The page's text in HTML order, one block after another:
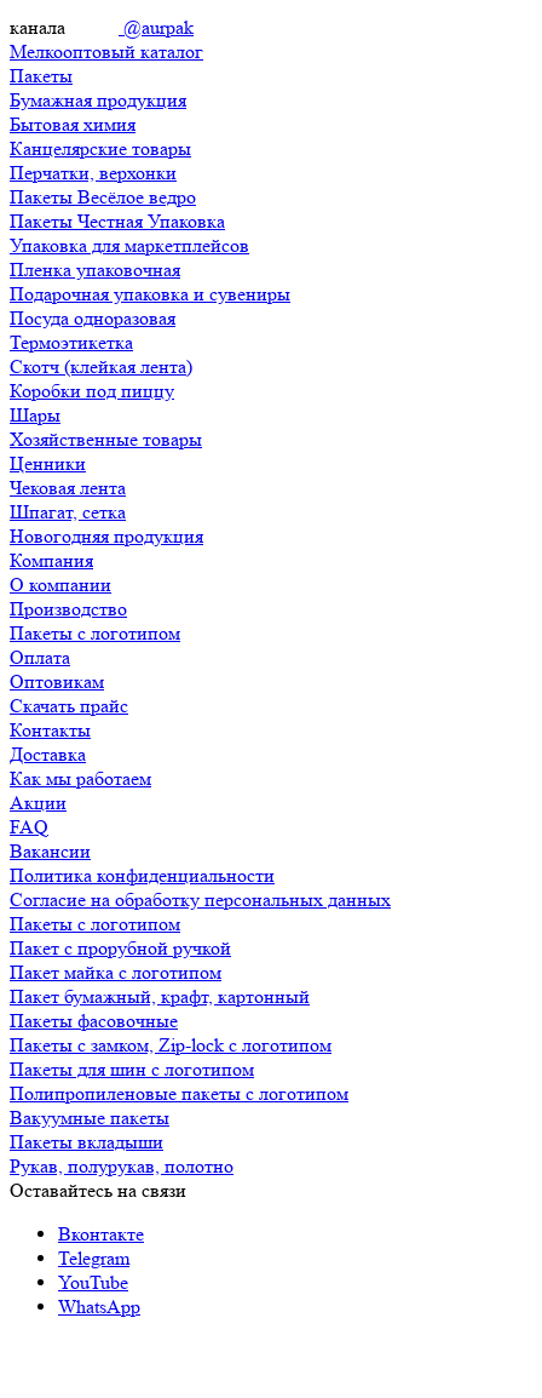
канала
@aurpak
Мелкооптовый каталог
Пакеты
Бумажная продукция
Бытовая химия
Канцелярские товары
Перчатки, верхонки
Пакеты Весёлое ведро
Пакеты Честная Упаковка
Упаковка для маркетплейсов
Пленка упаковочная
Подарочная упаковка и сувениры
Посуда одноразовая
Термоэтикетка
Скотч (клейкая лента)
Коробки под пиццу
Шары
Хозяйственные товары
Ценники
Чековая лента
Шпагат, сетка
Новогодняя продукция
Компания
О компании
Производство
Пакеты с логотипом
Оплата
Оптовикам
Скачать прайс
Контакты
Доставка
Как мы работаем
Акции
FAQ
Вакансии
Политика конфиденциальности
Согласие на обработку персональных данных
Пакеты с логотипом
Пакет с прорубной ручкой
Пакет майка с логотипом
Пакет бумажный, крафт, картонный
Пакеты фасовочные
Пакеты с замком, Zip-lock с логотипом
Пакеты для шин с логотипом
Полипропиленовые пакеты с логотипом
Вакуумные пакеты
Пакеты вкладыши
Рукав, полурукав, полотно
Оставайтесь на связи
Вконтакте
Telegram
YouTube
WhatsApp